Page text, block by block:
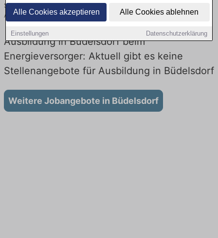
Alle Cookies akzeptieren Alle Cookies ablehnen
Einstellungen Datenschutzerklärung
Sie von namhaften Firmen. Entdecken Sie freie Optionen von Top-
Arbeitgebern und bewerben Sie sich noch heute.
Ausbildung in Büdelsdorf beim
Energieversorger: Aktuell gibt es keine
Stellenangebote für Ausbildung in Büdelsdorf
Weitere Jobangebote in Büdelsdorf